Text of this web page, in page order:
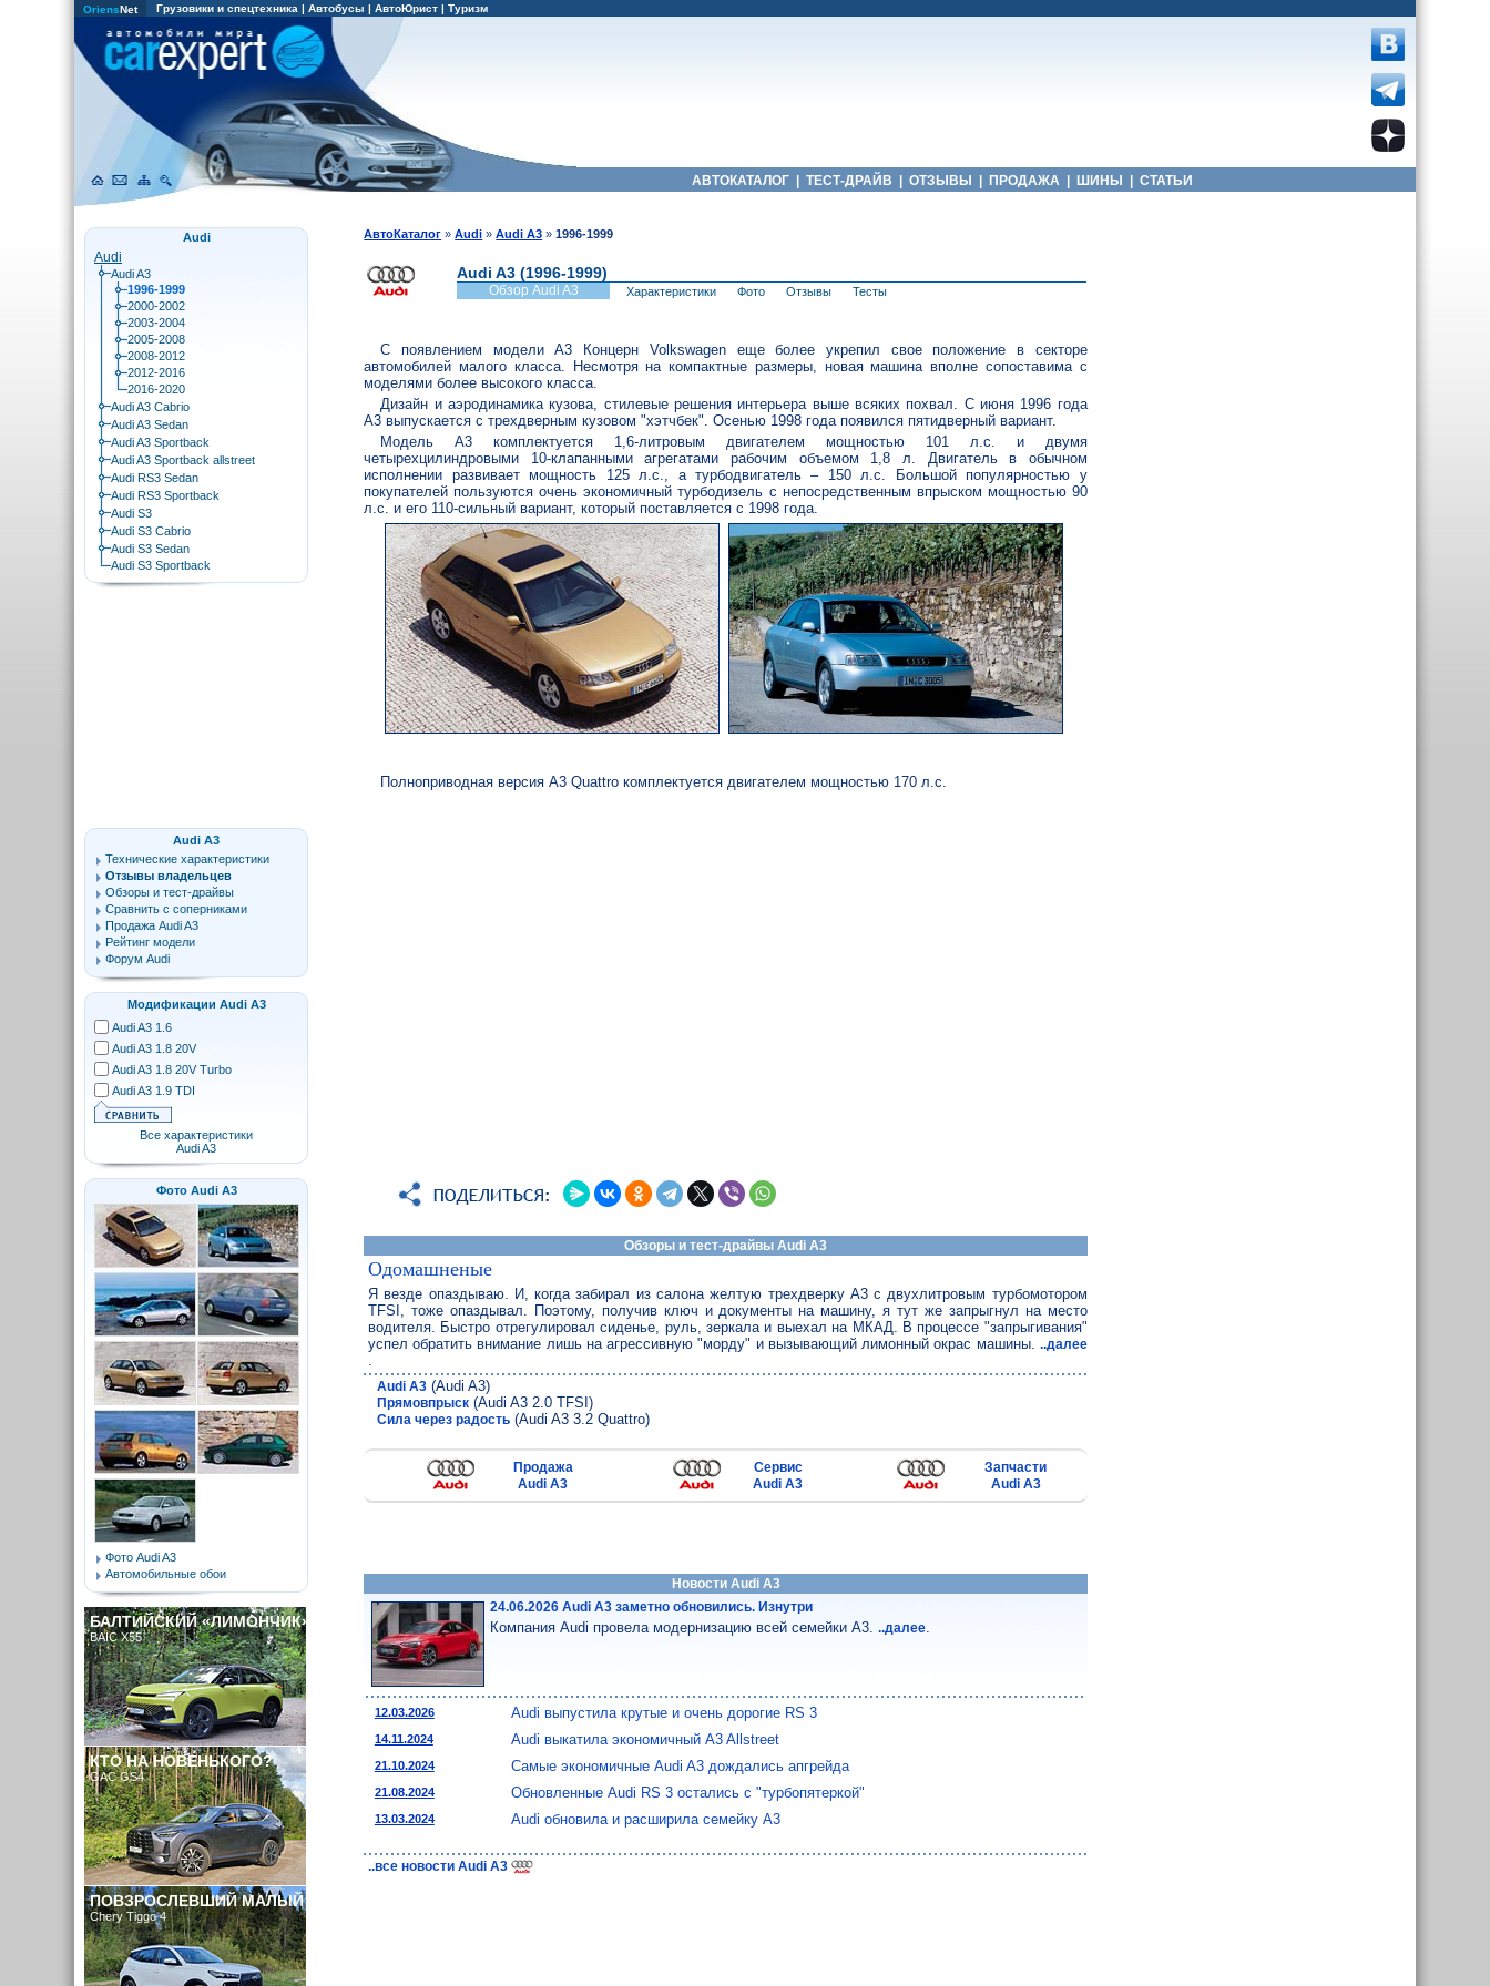
OriensNet Грузовики и спецтехника | Автобусы | АвтоЮрист | Туризм
АВТОКАТАЛОГ ТЕСТ-ДРАЙВ ОТЗЫВЫ ПРОДАЖА ШИНЫ СТАТЬИ
АвтоКаталог »Audi »Audi A3 »1996-1999
Audi A3 (1996-1999)
Обзор Audi A3 Характеристики Фото Отзывы Тесты
С появлением модели А3 Концерн Volkswagen еще более укрепил свое положение в секторе
автомобилей малого класса. Несмотря на компактные размеры, новая машина вполне сопоставима с
моделями более высокого класса.
Дизайн и аэродинамика кузова, стилевые решения интерьера выше всяких похвал. C июня 1996 года
A3 выпускается с трехдверным кузовом "хэтчбек". Осенью 1998 года появился пятидверный вариант.
Модель А3 комплектуется 1,6-литровым двигателем мощностью 101 л.с. и двумя
четырехцилиндровыми 10-клапанными агрегатами рабочим объемом 1,8 л. Двигатель в обычном
исполнении развивает мощность 125 л.с., а турбодвигатель – 150 л.с. Большой популярностью у
покупателей пользуются очень экономичный турбодизель с непосредственным впрыском мощностью 90
л.с. и его 110-сильный вариант, который поставляется с 1998 года.
Полноприводная версия А3 Quattro комплектуется двигателем мощностью 170 л.с.
Обзоры и тест-драйвы Audi A3
Одомашненые
Я везде опаздываю. И, когда забирал из салона желтую трехдверку A3 с двухлитровым турбомотором
TFSI, тоже опаздывал. Поэтому, получив ключ и документы на машину, я тут же запрыгнул на место
водителя. Быстро отрегулировал сиденье, руль, зеркала и выехал на МКАД. В процессе "запрыгивания"
успел обратить внимание лишь на агрессивную "морду" и вызывающий лимонный окрас машины. ..далее
.
Audi A3(Audi A3)
Прямовпрыск(Audi A3 2.0 TFSI)
Сила через радость(Audi A3 3.2 Quattro)
Продажа
Audi A3
Сервис
Audi A3
Запчасти
Audi A3
Новости Audi A3
24.06.2026 Audi A3 заметно обновились. Изнутри
Компания Audi провела модернизацию всей семейки A3...далее.
12.03.2026 Audi выпустила крутые и очень дорогие RS 3
14.11.2024 Audi выкатила экономичный A3 Allstreet
21.10.2024 Самые экономичные Audi A3 дождались апгрейда
21.08.2024 Обновленные Audi RS 3 остались с "турбопятеркой"
13.03.2024 Audi обновила и расширила семейку А3
..все новости Audi A3
Audi
Audi
Audi A3
1996-1999
2000-2002
2003-2004
2005-2008
2008-2012
2012-2016
2016-2020
Audi A3 Cabrio
Audi A3 Sedan
Audi A3 Sportback
Audi A3 Sportback allstreet
Audi RS3 Sedan
Audi RS3 Sportback
Audi S3
Audi S3 Cabrio
Audi S3 Sedan
Audi S3 Sportback
Audi A3
Технические характеристики
Отзывы владельцев
Обзоры и тест-драйвы
Сравнить с соперниками
Продажа Audi A3
Рейтинг модели
Форум Audi
Модификации Audi A3
Audi A3 1.6
Audi A3 1.8 20V
Audi A3 1.8 20V Turbo
Audi A3 1.9 TDI
Все характеристики
Audi A3
Фото Audi A3
Фото Audi A3
Автомобильные обои
БАЛТИЙСКИЙ «ЛИМОНЧИК»
BAIC X55
КТО НА НОВЕНЬКОГО?
GAC GS4
ПОВЗРОСЛЕВШИЙ МАЛЫЙ
Chery Tiggo 4